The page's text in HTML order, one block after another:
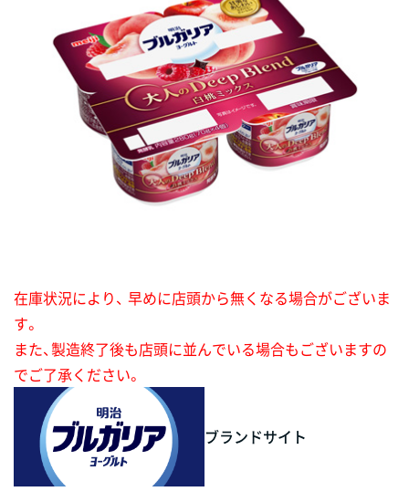
在庫状況により、 早めに店頭から無くなる場合がございま
す。
また、製造終了後も店頭に並んでいる場合もございますの
でご了承ください。
ブランドサイト